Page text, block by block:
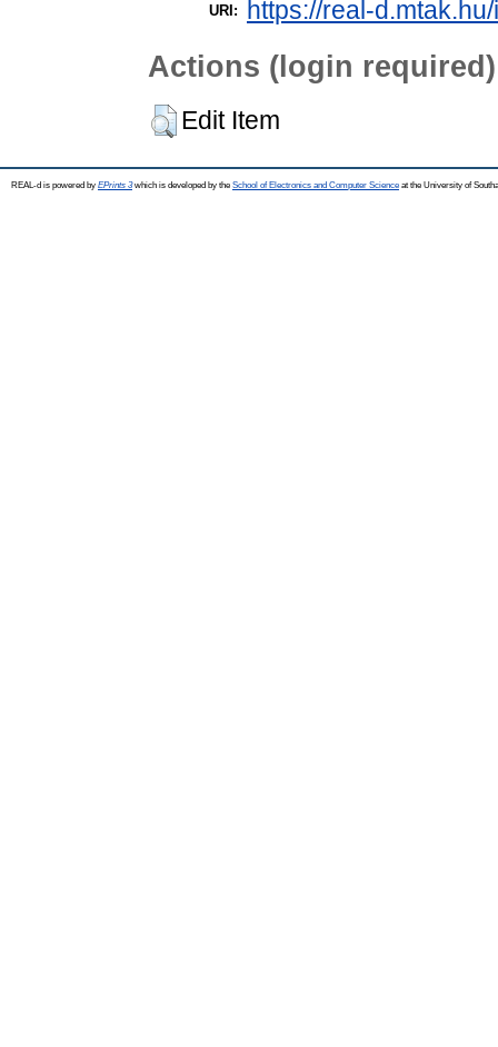
URI: https://real-
Actions (login required)
Edit Item
REAL-d is powered by EPrints 3which is developed by the School of Electronics and Computer Science at the University of